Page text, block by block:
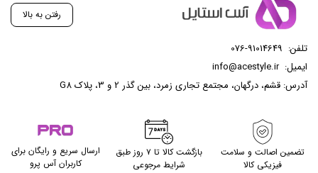
رفتن به بالا
تلفن: 076-91014649
ایمیل:info@acestyle.ir
آدرس: قشم، درگهان، مجتمع تجاری زمرد، بین گذر 2 و 3، پلاک G8
تضمین اصالت و سلامت
فیزیکی کالا
بازگشت کالا تا ۷ روز طبق
شرایط مرجوعی
ارسال سریع و رایگان برای
کاربران آس پرو